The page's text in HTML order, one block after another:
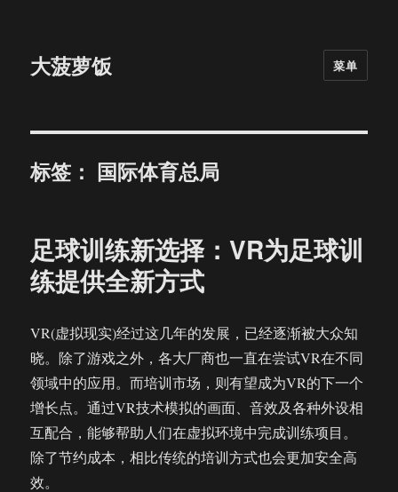
大菠萝饭 菜单
标签： 国际体育总局
足球训练新选择：VR为足球训
练提供全新方式
VR(虚拟现实)经过这几年的发展，已经逐渐被大众知
晓。除了游戏之外，各大厂商也一直在尝试VR在不同
领域中的应用。而培训市场，则有望成为VR的下一个
增长点。通过VR技术模拟的画面、音效及各种外设相
互配合，能够帮助人们在虚拟环境中完成训练项目。
除了节约成本，相比传统的培训方式也会更加安全高
效。